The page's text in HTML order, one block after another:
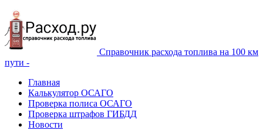
Справочник расхода топлива на 100 км
пути -
Главная
Калькулятор ОСАГО
Проверка полиса ОСАГО
Проверка штрафов ГИБДД
Новости